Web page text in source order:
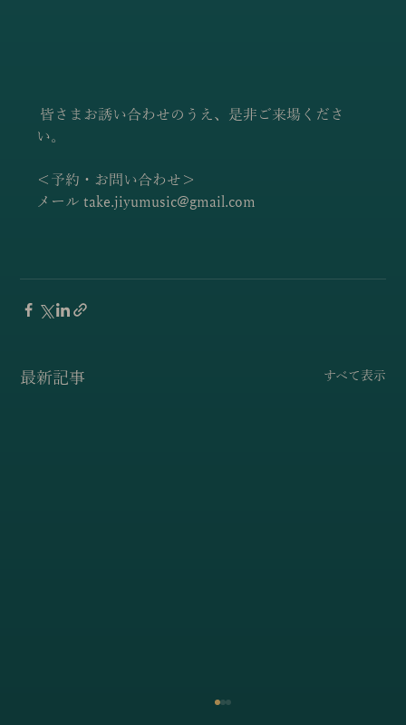
い。
＜予約・お問い合わせ＞
メール take.jiyumusic@gmail.com
最新記事 すべて表示